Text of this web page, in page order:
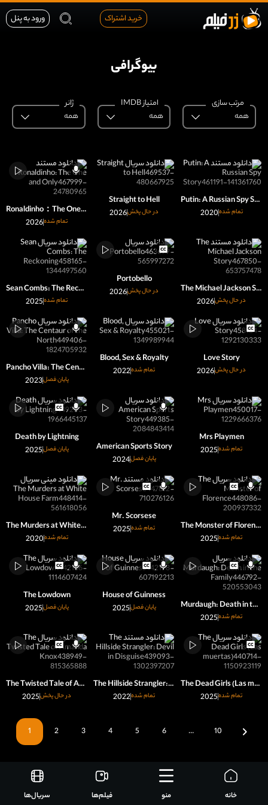
خرید اشتراک ورود به پنل
بیوگرافی
مرتب سازی
همه
امتیاز IMDB
همه
ژانر
همه
Putin: A Russian Spy Story
2020تمام شده
Straight to Hell
2026در حال پخش
Ronaldinho：The One and Only
2026تمام شده
The Michael Jackson Story
2026در حال پخش
Portobello
2026در حال پخش
Sean Combs: The Reckoning
2025تمام شده
Love Story
2026در حال پخش
Blood, Sex & Royalty
2022تمام شده
Pancho Villa: The Centaur of the North
2023پایان فصل
Mrs Playmen
2025تمام شده
American Sports Story
2024پایان فصل
Death by Lightning
2025پایان فصل
The Monster of Florence
2025تمام شده
Mr. Scorsese
2025تمام شده
The Murders at White House Farm
2020تمام شده
Murdaugh: Death in the Family
2025تمام شده
House of Guinness
2025پایان فصل
The Lowdown
2025پایان فصل
The Dead Girls (Las muertas)
2025تمام شده
The Hillside Strangler: Devil in Disguise
2022تمام شده
The Twisted Tale of Amanda Knox
2025در حال پخش
1 2 3 4 5 6 … 10
خانه منو فیلم‌ها سریال‌ها